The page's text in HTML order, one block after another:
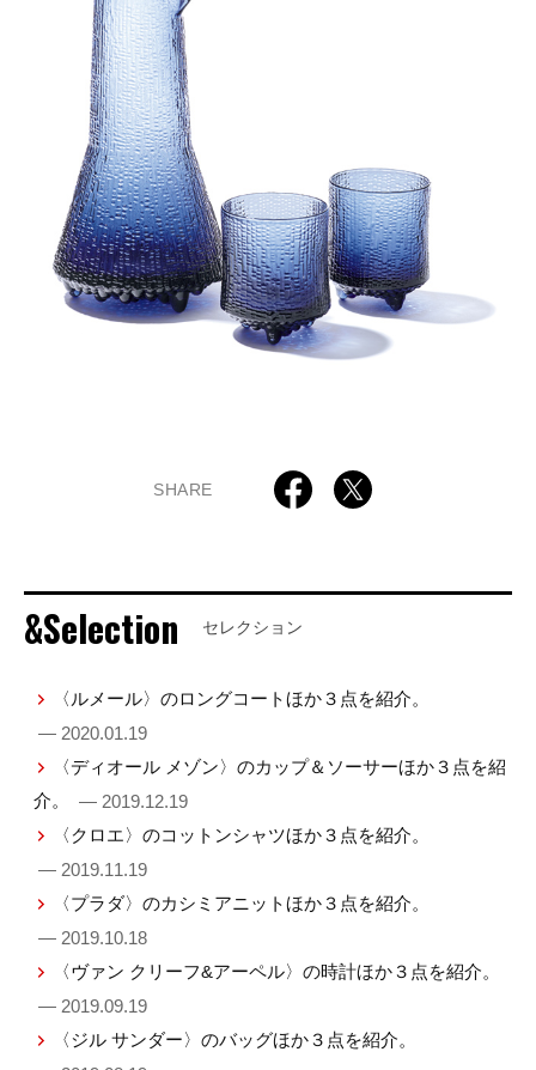
SHARE
&Selection セレクション
〈ルメール〉のロングコートほか３点を紹介。
— 2020.01.19
〈ディオール メゾン〉のカップ＆ソーサーほか３点を紹
介。
— 2019.12.19
〈クロエ〉のコットンシャツほか３点を紹介。
— 2019.11.19
〈プラダ〉のカシミアニットほか３点を紹介。
— 2019.10.18
〈ヴァン クリーフ&アーペル〉の時計ほか３点を紹介。
— 2019.09.19
〈ジル サンダー〉のバッグほか３点を紹介。